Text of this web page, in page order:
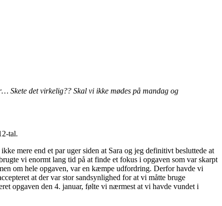
Skete det virkelig?? Skal vi ikke mødes på mandag og
tal.
mere end et par uger siden at Sara og jeg definitivt besluttede at
vi enormt lang tid på at finde et fokus i opgaven som var skarpt
om hele opgaven, var en kæmpe udfordring. Derfor havde vi
at der var stor sandsynlighed for at vi måtte bruge
opgaven den 4. januar, følte vi nærmest at vi havde vundet i